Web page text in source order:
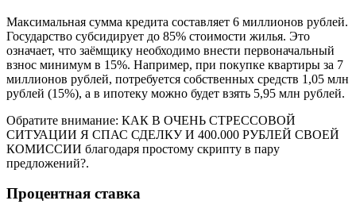
Максимальная сумма кредита составляет 6 миллионов рублей.
Государство субсидирует до 85% стоимости жилья. Это
означает, что заёмщику необходимо внести первоначальный
взнос минимум в 15%. Например, при покупке квартиры за 7
миллионов рублей, потребуется собственных средств 1,05 млн
рублей (15%), а в ипотеку можно будет взять 5,95 млн рублей.
Обратите внимание: КАК В ОЧЕНЬ СТРЕССОВОЙ
СИТУАЦИИ Я СПАС СДЕЛКУ И 400.000 РУБЛЕЙ СВОЕЙ
КОМИССИИ благодаря простому скрипту в пару
предложений?.
Процентная ставка